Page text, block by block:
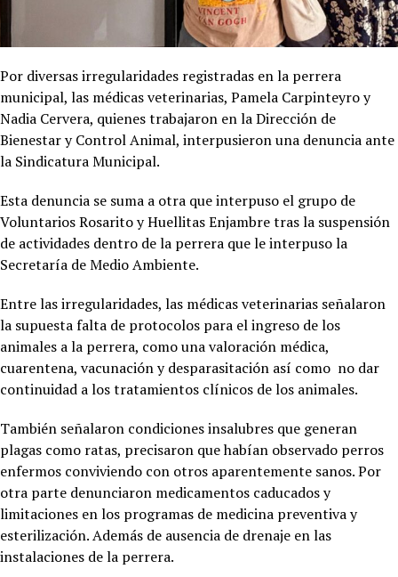
Por diversas irregularidades registradas en la perrera
municipal, las médicas veterinarias, Pamela Carpinteyro y
Nadia Cervera, quienes trabajaron en la Dirección de
Bienestar y Control Animal, interpusieron una denuncia ante
la Sindicatura Municipal.
Esta denuncia se suma a otra que interpuso el grupo de
Voluntarios Rosarito y Huellitas Enjambre tras la suspensión
de actividades dentro de la perrera que le interpuso la
Secretaría de Medio Ambiente.
Entre las irregularidades, las médicas veterinarias señalaron
la supuesta falta de protocolos para el ingreso de los
animales a la perrera, como una valoración médica,
cuarentena, vacunación y desparasitación así como no dar
continuidad a los tratamientos clínicos de los animales.
También señalaron condiciones insalubres que generan
plagas como ratas, precisaron que habían observado perros
enfermos conviviendo con otros aparentemente sanos. Por
otra parte denunciaron medicamentos caducados y
limitaciones en los programas de medicina preventiva y
esterilización. Además de ausencia de drenaje en las
instalaciones de la perrera.